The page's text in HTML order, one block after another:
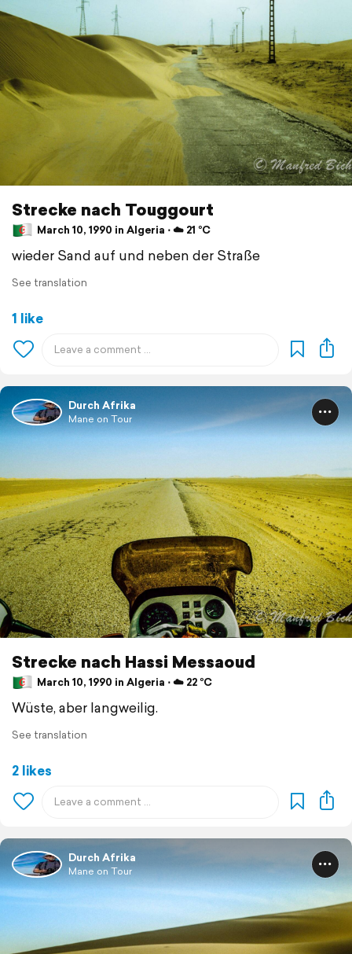
Strecke nach Touggourt
March 10, 1990 in Algeria ⋅ ☁️ 21 °C
wieder Sand auf und neben der Straße
See translation
1 like
Durch Afrika
Mane on Tour
Strecke nach Hassi Messaoud
March 10, 1990 in Algeria ⋅ ☁️ 22 °C
Wüste, aber langweilig.
See translation
2 likes
Durch Afrika
Mane on Tour